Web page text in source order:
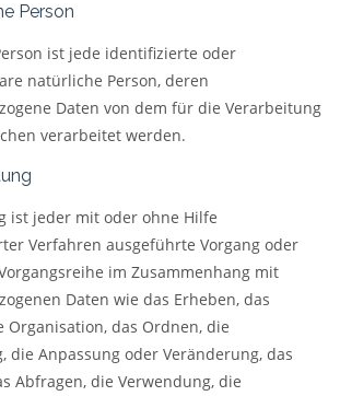
Person
ist jede identifizierte oder
natürliche Person, deren
Daten von dem für die Verarbeitung
verarbeitet werden.
ist jeder mit oder ohne Hilfe
Verfahren ausgeführte Vorgang oder
im Zusammenhang mit
Daten wie das Erheben, das
Organisation, das Ordnen, die
die Anpassung oder Veränderung, das
Abfragen, die Verwendung, die